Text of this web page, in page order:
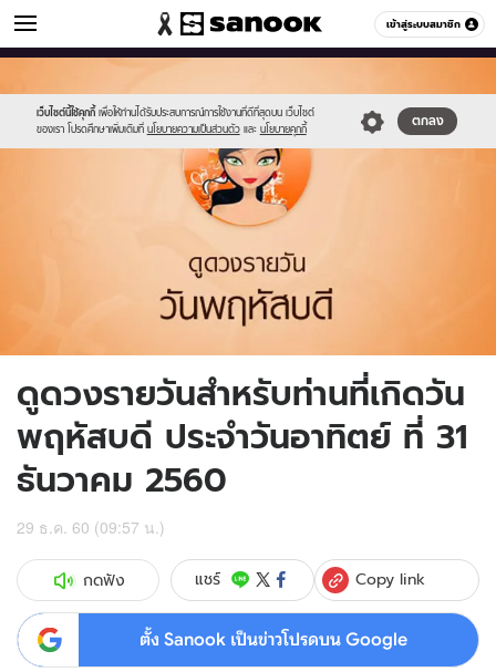
เข้าสู่ระบบสมาชิก
ดูดวง หมวดอื่นๆ
เว็บไซต์นี้ใช้คุกกี้ เพื่อให้ท่านได้รับประสบการณ์การใช้งานที่ดีที่สุดบน เว็บไซต์
ของเรา โปรดศึกษาเพิ่มเติมที่ นโยบายความเป็นส่วนตัว และ นโยบายคุกกี้
ตกลง
//s.isanook.com/sr/0/images/logo-
new-
sanook.png
//s.isanook.com/ho/0/ud/fxd/day/5_thu.jpg
ดูดวงรายวันสำหรับท่านที่เกิดวัน
พฤหัสบดี ประจำวันอาทิตย์ ที่ 31
ธันวาคม 2560
29 ธ.ค. 60 (09:57 น.)
กดฟัง แชร์ Copy link
ตั้ง Sanook เป็นข่าวโปรดบน Google